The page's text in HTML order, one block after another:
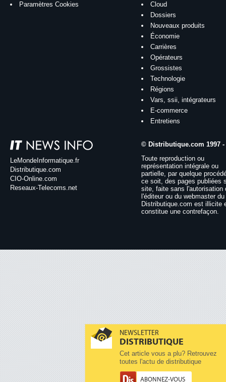
NEWSLETTER
DISTRIBUTIQUE
Cet article vous a plu? Retrouvez
toutes l'actu de distributique
ABONNEZ-VOUS
Paramètres Cookies
Cloud
Dossiers
Nouveaux produits
Économie
Carrières
Opérateurs
Grossistes
Technologie
Régions
Vars, ssii, intégrateurs
E-commerce
Entretiens
LeMondeInformatique.fr
Distributique.com
CIO-Online.com
Reseaux-Telecoms.net
© Distributique.com 1997 -
Toute reproduction ou
représentation intégrale ou
partielle, par quelque
ce soit, des pages publiées
site, faite sans l'autorisation
l'éditeur ou du webmaster
Distributique.com est illicite
constitue une contrefaçon.